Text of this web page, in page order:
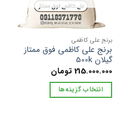
ممکن
است
در
صفحه
محصول
انتخاب
شوند
برنج علی کاظمی
برنج علی کاظمی فوق ممتاز
گیلان 500k
215.000.000 تومان
انتخاب گزینه‌ها